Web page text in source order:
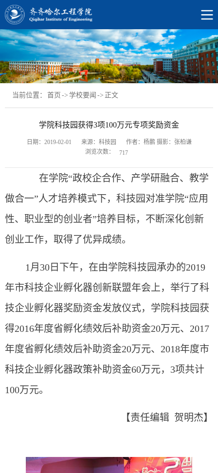
当前位置： 首页 -> 学校要闻 -> 正文
学院科技园获得3项100万元专项奖励资金
日期：2019-02-01 来源：科技园
作者：杨鹏 摄影：张柏谦
浏览次数：
717
在学院“政校企合作、产学研融合、教学
做合一”人才培养模式下，科技园对准学院“应用
性、职业型的创业者”培养目标，不断深化创新
创业工作，取得了优异成绩。
1月30日下午，在由学院科技园承办的2019
年市科技企业孵化器创新联盟年会上，举行了科
技企业孵化器奖励资金发放仪式，学院科技园获
得2016年度省孵化绩效后补助资金20万元、2017
年度省孵化绩效后补助资金20万元、2018年度市
科技企业孵化器政策补助资金60万元，3项共计
100万元。
【责任编辑 贺明杰】